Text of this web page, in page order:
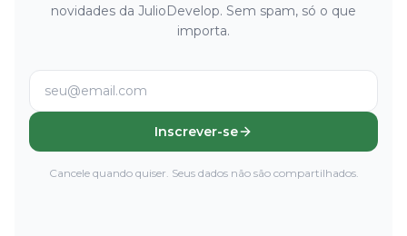
novidades da JulioDevelop. Sem spam, só o que
importa.
Inscrever-se
Cancele quando quiser. Seus dados não são compartilhados.